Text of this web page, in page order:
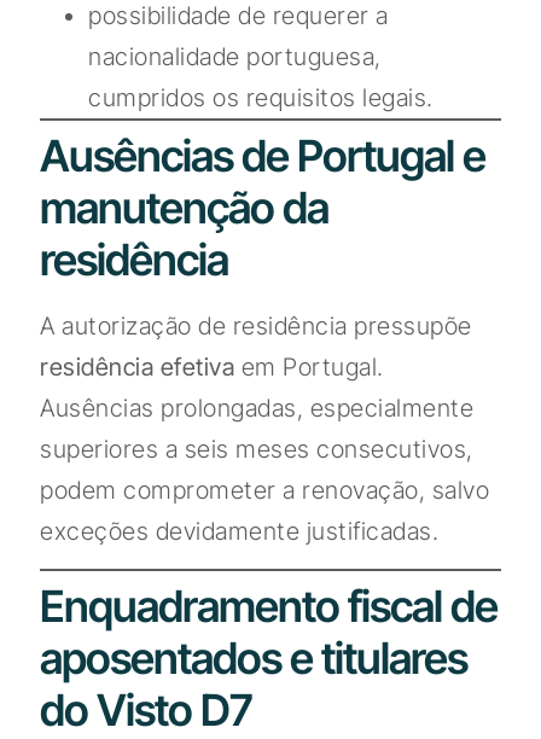
possibilidade de requerer a
nacionalidade portuguesa,
cumpridos os requisitos legais.
Ausências de Portugal e
manutenção da
residência
A autorização de residência pressupõe
residência efetiva em Portugal.
Ausências prolongadas, especialmente
superiores a seis meses consecutivos,
podem comprometer a renovação, salvo
exceções devidamente justificadas.
Enquadramento fiscal de
aposentados e titulares
do Visto D7